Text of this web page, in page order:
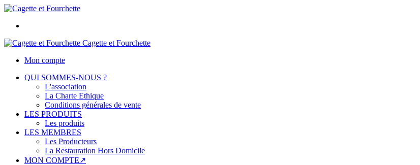
Cagette et Fourchette
Mon compte
QUI SOMMES-NOUS ?
L'association
La Charte Ethique
Conditions générales de vente
LES PRODUITS
Les produits
LES MEMBRES
Les Producteurs
La Restauration Hors Domicile
MON COMPTE↗